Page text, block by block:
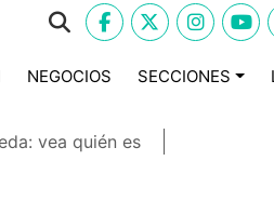
NEGOCIOS SECCIONES
vea quién es